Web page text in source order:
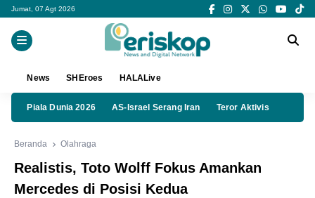
Jumat, 07 Agt 2026
News SHEroes HALALive
Piala Dunia 2026 AS-Israel Serang Iran Teror Aktivis
Beranda Olahraga
Realistis, Toto Wolff Fokus Amankan
Mercedes di Posisi Kedua